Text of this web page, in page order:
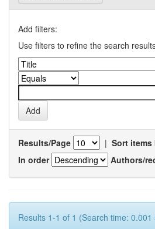
Add filters:
Use filters to refine the search
Results/Page | Sort items
In order
Authors/
Results 1-1 of 1 (Search time: 0.001